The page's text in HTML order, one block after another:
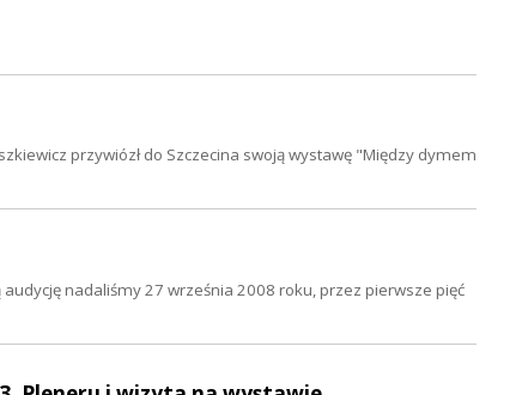
przywiózł do Szczecina swoją wystawę "Między dymem
nadaliśmy 27 września 2008 roku, przez pierwsze pięć